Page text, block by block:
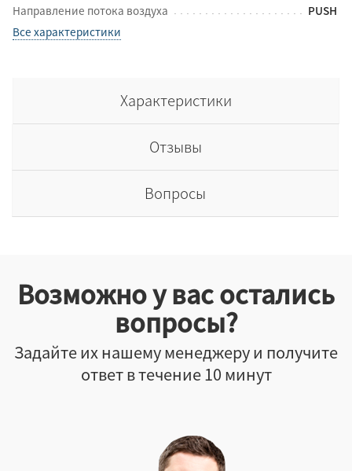
Направление потока воздуха
PUSH
Все характеристики
Характеристики
Отзывы
Вопросы
Возможно у вас остались
вопросы?
Задайте их нашему менеджеру и получите
ответ в течение 10 минут